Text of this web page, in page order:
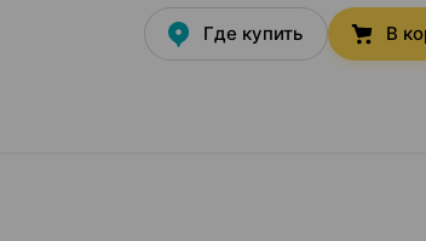
Где купить В